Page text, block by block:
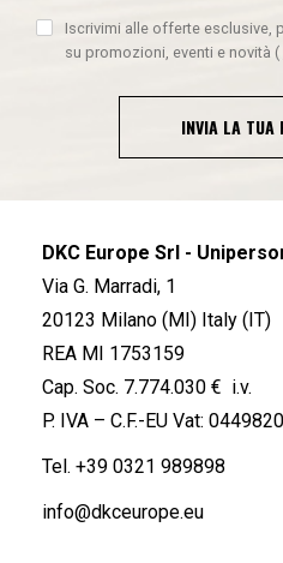
Iscrivimi alle offerte esclusive,
su promozioni, eventi e novità (
INVIA LA TUA
DKC Europe Srl -
Via G. Marradi, 1
20123 Milano (MI) Italy (IT)
REA MI 1753159
Cap. Soc. 7.774.030 € i.v.
P. IVA – C.F.-EU Vat:
Tel. +39 0321 989898
info@dkceurope.eu